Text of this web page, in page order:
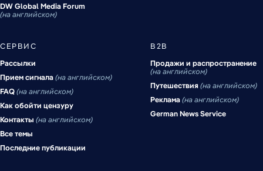
DW Global Media Forum
на английском
СЕРВИС
Рассылки
Прием сигнала на английском
FAQ на английском
Как обойти цензуру
Контакты на английском
Все темы
Последние публикации
B2B
Продажи и распространение
на английском
Путешествия на английском
Реклама на английском
German News Service